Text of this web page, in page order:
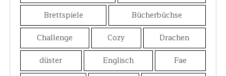
Brettspiele
Bücherbüchse
Challenge
Cozy
Drachen
düster
Englisch
Fae